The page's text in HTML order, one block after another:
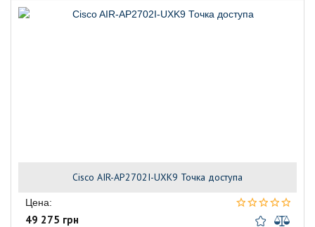
Cisco AIR-AP2702I-UXK9 Точка доступа
Цена:
49 275 грн